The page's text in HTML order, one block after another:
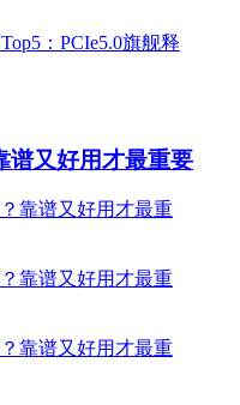
谱又好用才最重要